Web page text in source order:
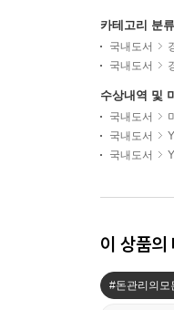
카테고리 분류
국내도서
국내도서
수상내역 및
국내도서
국내도서
국내도서
이 상품의
#돈관리의모